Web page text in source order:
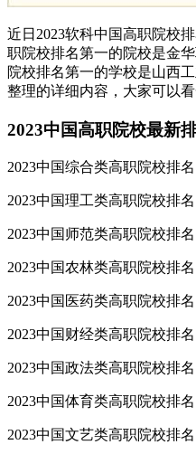
近日2023软科中国高职院校
职院校排名第一的院校是金
院校排名第一的学校是山西
整理的详细内容，大家可以看
2023中国高职院校最新
2023中国综合类高职院校排名
2023中国理工类高职院校排
2023中国师范类高职院校排名
2023中国农林类高职院校排名
2023中国医药类高职院校排名
2023中国财经类高职院校排名
2023中国政法类高职院校排名
2023中国体育类高职院校排
2023中国文艺类高职院校排名